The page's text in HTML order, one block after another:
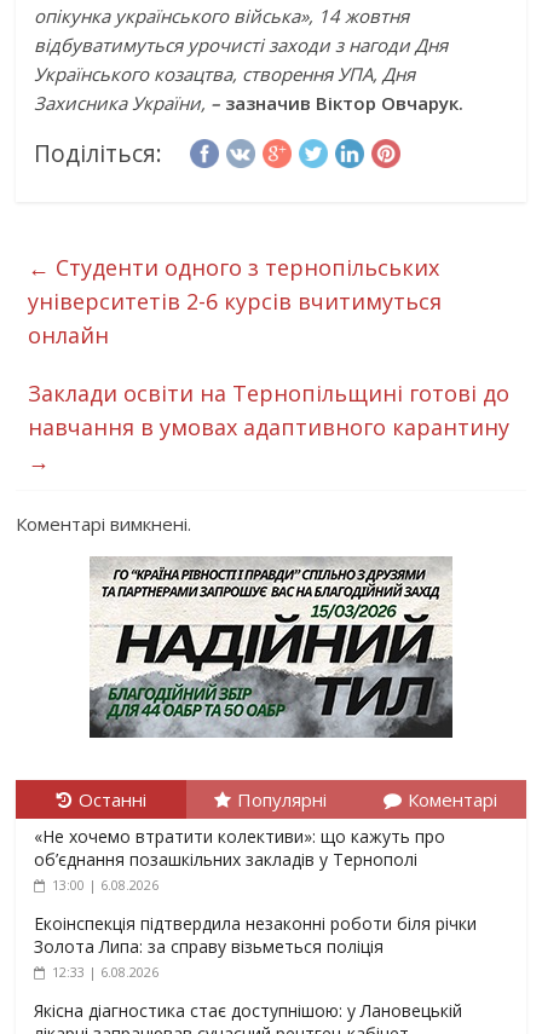
опікунка українського війська», 14 жовтня
відбуватимуться урочисті заходи з нагоди Дня
Українського козацтва, створення УПА, Дня
Захисника України, – зазначив Віктор Овчарук.
Поділіться:
← Студенти одного з тернопільських
університетів 2-6 курсів вчитимуться
онлайн
Заклади освіти на Тернопільщині готові до
навчання в умовах адаптивного карантину
→
Коментарі вимкнені.
Останні Популярні Коментарі
«Не хочемо втратити колективи»: що кажуть про
об’єднання позашкільних закладів у Тернополі
13:00 | 6.08.2026
Екоінспекція підтвердила незаконні роботи біля річки
Золота Липа: за справу візьметься поліція
12:33 | 6.08.2026
Якісна діагностика стає доступнішою: у Лановецькій